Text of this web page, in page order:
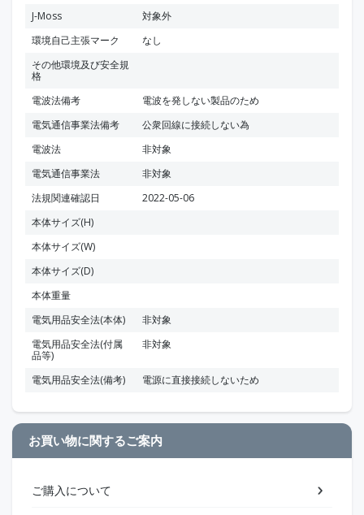
J-Moss
対象外
環境自己主張マーク
なし
その他環境及び安全規
格
電波法備考
電波を発しない製品のため
電気通信事業法備考
公衆回線に接続しない為
電波法
非対象
電気通信事業法
非対象
法規関連確認日
2022-05-06
本体サイズ(H)
本体サイズ(W)
本体サイズ(D)
本体重量
電気用品安全法(本体)
非対象
電気用品安全法(付属
品等)
非対象
電気用品安全法(備考) 電源に直接接続しないため
お買い物に関するご案内
ご購入について